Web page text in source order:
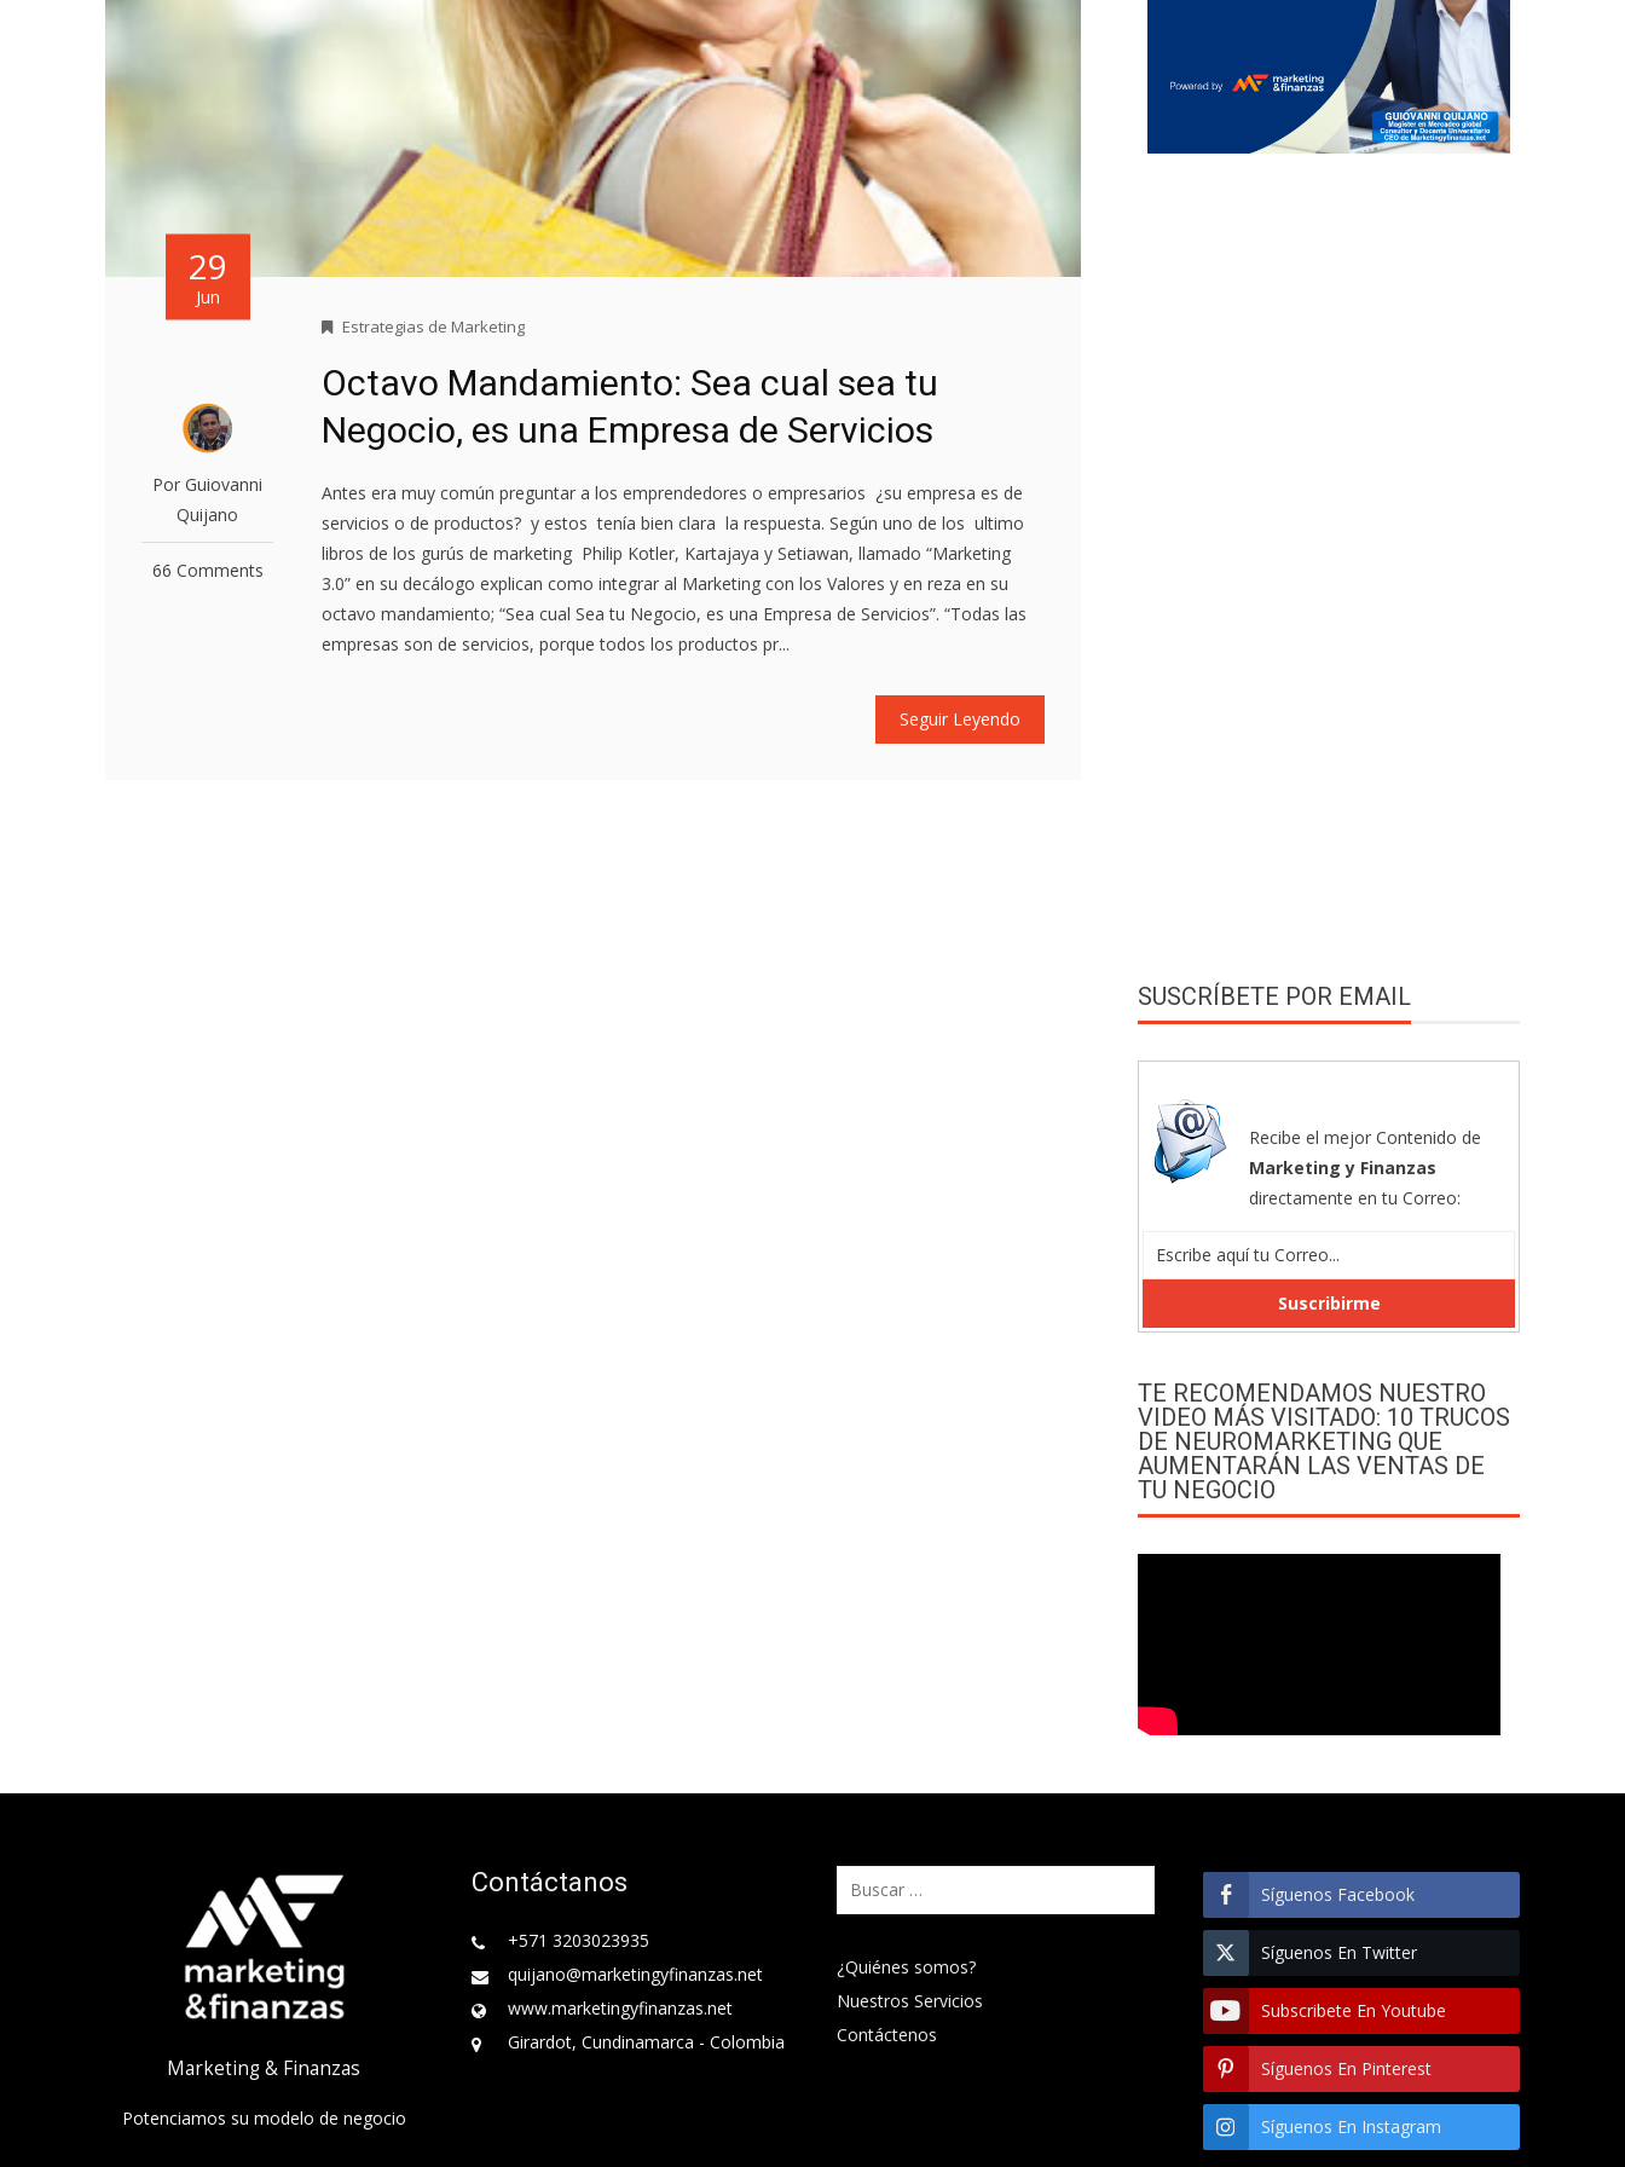
29
Jun
Por Guiovanni
Quijano
66 Comments
Estrategias de Marketing
Octavo Mandamiento: Sea cual sea tu
Negocio, es una Empresa de Servicios
Antes era muy común preguntar a los emprendedores o empresarios ¿su empresa es de
servicios o de productos? y estos tenía bien clara la respuesta. Según uno de los ultimo
libros de los gurús de marketing Philip Kotler, Kartajaya y Setiawan, llamado “Marketing
3.0” en su decálogo explican como integrar al Marketing con los Valores y en reza en su
octavo mandamiento; “Sea cual Sea tu Negocio, es una Empresa de Servicios”. “Todas las
empresas son de servicios, porque todos los productos pr...
Seguir Leyendo
SUSCRÍBETE POR EMAIL
Recibe el mejor Contenido de
Marketing y Finanzas
directamente en tu Correo:
TE RECOMENDAMOS NUESTRO
VIDEO MÁS VISITADO: 10 TRUCOS
DE NEUROMARKETING QUE
AUMENTARÁN LAS VENTAS DE
TU NEGOCIO
Marketing & Finanzas
Potenciamos su modelo de negocio
Contáctanos
+571 3203023935
quijano@marketingyfinanzas.net
www.marketingyfinanzas.net
Girardot, Cundinamarca - Colombia
Buscar:
¿Quiénes somos?
Nuestros Servicios
Contáctenos
Síguenos Facebook
Síguenos En Twitter
Subscribete En Youtube
Síguenos En Pinterest
Síguenos En Instagram